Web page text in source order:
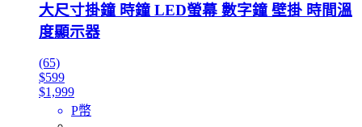
大尺寸掛鐘 時鐘 LED螢幕 數字鐘 壁掛 時間溫
度顯示器
(65)
$599
$1,999
P幣